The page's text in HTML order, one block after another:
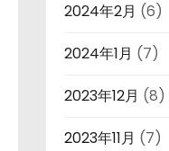
2024年2月 (6)
2024年1月 (7)
2023年12月 (8)
2023年11月 (7)